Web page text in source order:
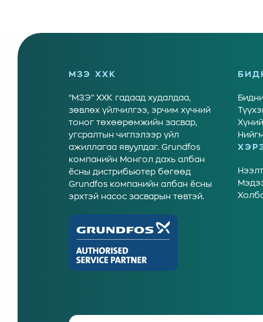
МЗЭ ХХК
“МЗЭ” ХХК гадаад худалдаа,
зөвлөх үйлчилгээ, эрчим хүчний
тоног төхөөрөмжийн засвар,
угсралтын чиглэлээр үйл
ажиллагаа явуулдаг. Grundfos
компанийн Монгол дахь албан
ёсны дистрибьютер бөгөөд
Grundfos компанийн албан ёсны
эрхтэй насос засварын төвтэй.